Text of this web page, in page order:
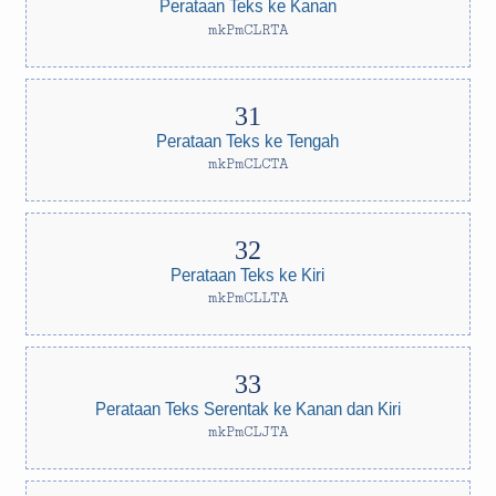
Perataan Teks ke Kanan
mkPmCLRTA
Perataan Teks ke Tengah
mkPmCLCTA
Perataan Teks ke Kiri
mkPmCLLTA
Perataan Teks Serentak ke Kanan dan Kiri
mkPmCLJTA